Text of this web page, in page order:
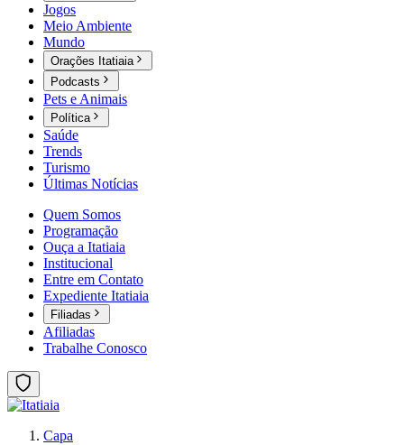
Jogos
Meio Ambiente
Mundo
Orações Itatiaia
Podcasts
Pets e Animais
Política
Saúde
Trends
Turismo
Últimas Notícias
Quem Somos
Programação
Ouça a Itatiaia
Institucional
Entre em Contato
Expediente Itatiaia
Filiadas
Afiliadas
Trabalhe Conosco
Capa